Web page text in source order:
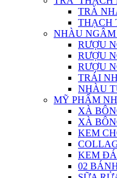
TRÀ
THẠCH
NHÀU
RƯỢU
RƯỢU
RƯỢU
TRÁI
NHÀU
MỸ PHẨM
XÀ
XÀ
KEM
KEM
02